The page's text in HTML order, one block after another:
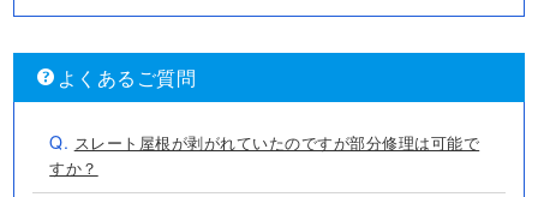
よくあるご質問
Q. スレート屋根が剥がれていたのですが部分修理は可能で
すか？